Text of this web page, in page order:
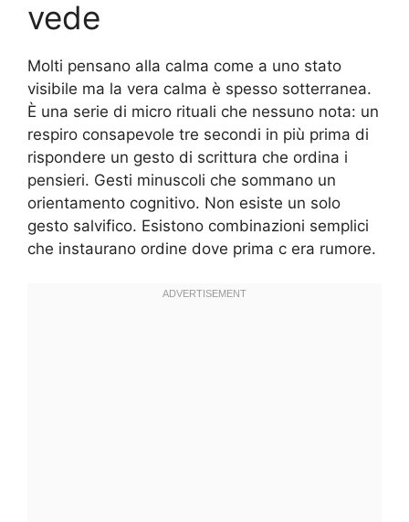
vede
Molti pensano alla calma come a uno stato
visibile ma la vera calma è spesso sotterranea.
È una serie di micro rituali che nessuno nota: un
respiro consapevole tre secondi in più prima di
rispondere un gesto di scrittura che ordina i
pensieri. Gesti minuscoli che sommano un
orientamento cognitivo. Non esiste un solo
gesto salvifico. Esistono combinazioni semplici
che instaurano ordine dove prima c era rumore.